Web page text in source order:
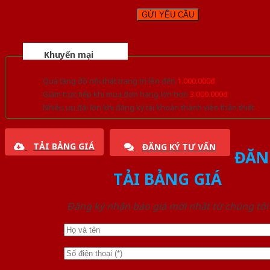
Khuyến mại
Quà tặng đồ nội thất trang trí lên đến 1.000.000đ
Giảm trực tiếp khi mua đơn hàng lớn hơn 3.000.000đ
Nhiều ưu đãi lớn khi đăng ký tài khoản thành viên thân thiết
TẢI BẢNG GIÁ ĐĂNG KÝ TƯ VẤN
TẢI BẢNG GIÁ
Đăng ký nhận báo giá mới nhất từ chúng tôi